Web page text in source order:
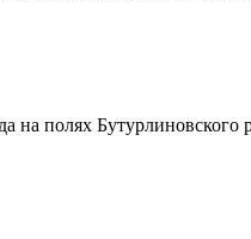
полях Бутурлиновского